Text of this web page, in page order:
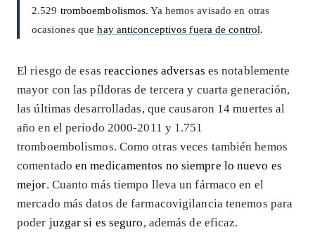
2.529 tromboembolismos. Ya hemos avisado en otras
ocasiones quehay anticonceptivos fuera de control.
El riesgo de esas reacciones adversas es notablemente
mayor con las píldoras de tercera y cuarta generación,
las últimas desarrolladas, que causaron 14 muertes al
año en el periodo 2000-2011 y 1.751
tromboembolismos. Como otras veces también hemos
comentadoen medicamentos no siempre lo nuevo es
mejor. Cuanto más tiempo lleva un fármaco en el
mercado más datos de farmacovigilancia tenemos para
poder juzgar si es seguro, además de eficaz.